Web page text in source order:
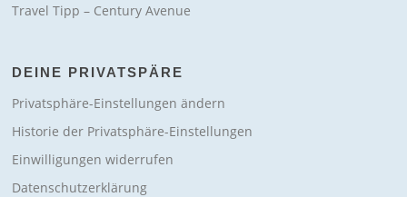
Travel Tipp – Century Avenue
DEINE PRIVATSPÄRE
Privatsphäre-Einstellungen ändern
Historie der Privatsphäre-Einstellungen
Einwilligungen widerrufen
Datenschutzerklärung